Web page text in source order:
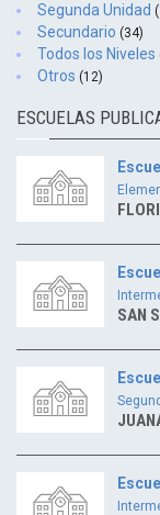
Segunda Unidad
Secundario (34)
Todos los Niveles
Otros (12)
ESCUELAS
SAN